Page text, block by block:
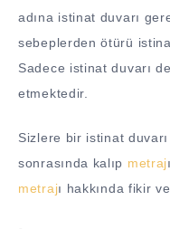
adına istinat duvarı
sebeplerden ötürü
Sadece istinat duvarı
etmektedir.
Sizlere bir istinat
sonrasında kalıp metraj
metrajı hakkında fikir